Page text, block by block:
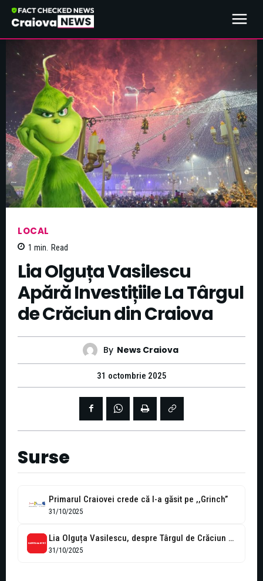
LOCAL
1 min. Read
Lia Olguța Vasilescu
Apără Investițiile La Târgul
de Crăciun din Craiova
By News Craiova
31 octombrie 2025
Surse
Primarul Craiovei crede că l-a găsit pe ,,Grinch”
31/10/2025
Lia Olguța Vasilescu, despre Târgul de Crăciun de la Craiova: „Era cât...
31/10/2025